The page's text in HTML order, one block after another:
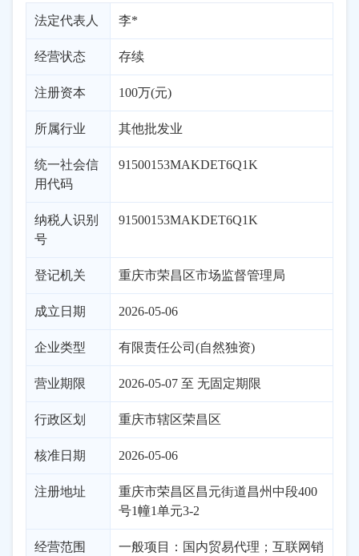
法定代表人 李*
经营状态 存续
注册资本 100万(元)
所属行业 其他批发业
统一社会信
用代码
91500153MAKDET6Q1K
纳税人识别
号
91500153MAKDET6Q1K
登记机关 重庆市荣昌区市场监督管理局
成立日期 2026-05-06
企业类型 有限责任公司(自然独资)
营业期限 2026-05-07 至 无固定期限
行政区划 重庆市辖区荣昌区
核准日期 2026-05-06
注册地址
重庆市荣昌区昌元街道昌州中段400
号1幢1单元3-2
经营范围
一般项目：国内贸易代理；互联网销